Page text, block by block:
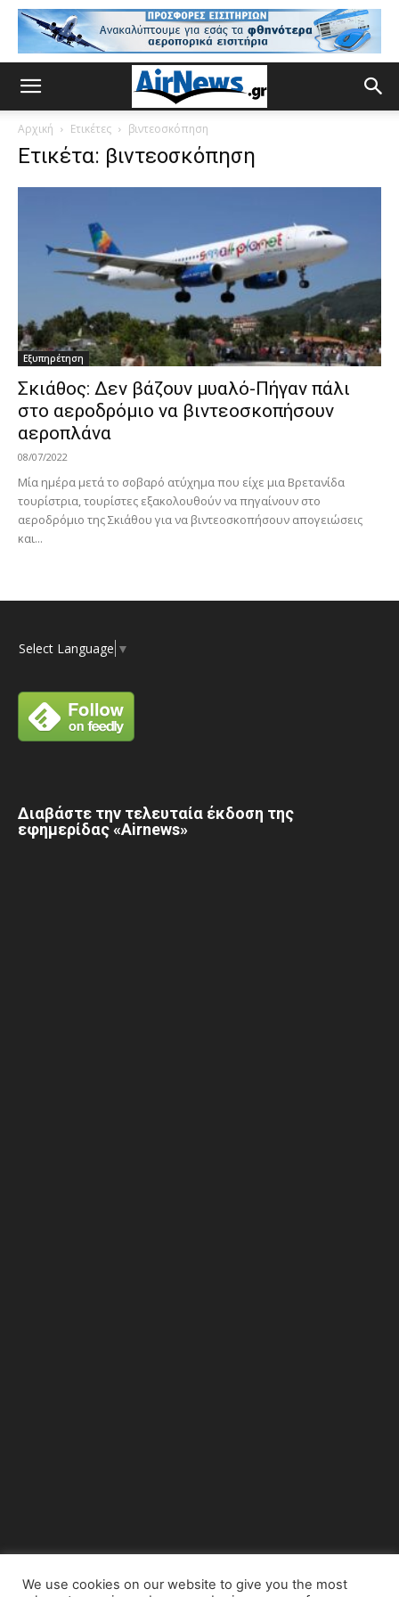
Αρχική Ετικέτες βιντεοσκόπηση
Ετικέτα: βιντεοσκόπηση
Εξυπηρέτηση
Σκιάθος: Δεν βάζουν μυαλό-Πήγαν πάλι
στο αεροδρόμιο να βιντεοσκοπήσουν
αεροπλάνα
08/07/2022
Μία ημέρα μετά το σοβαρό ατύχημα που είχε μια Βρετανίδα
τουρίστρια, τουρίστες εξακολουθούν να πηγαίνουν στο
αεροδρόμιο της Σκιάθου για να βιντεοσκοπήσουν απογειώσεις
και...
Select Language ▼
Διαβάστε την τελευταία έκδοση της
εφημερίδας «Airnews»
We use cookies on our website to give you the most